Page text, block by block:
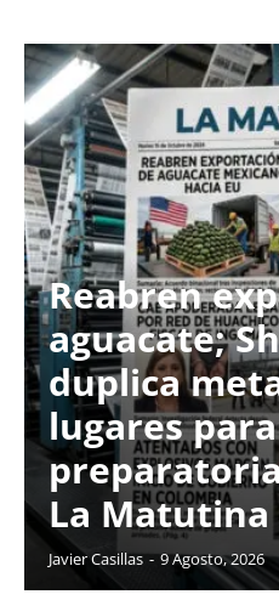
Reabren
aguacate;
duplica
lugares para
La Matutina
Javier Casillas - 9 Agosto, 2026